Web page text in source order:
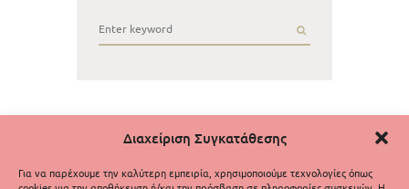
Διαχείριση Συγκατάθεσης
Για να παρέχουμε την καλύτερη εμπειρία, χρησιμοποιούμε τεχνολογίες όπως